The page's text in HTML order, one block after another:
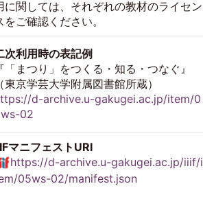
に関しては、それぞれの教材のライセン
をご確認ください。
次利用時の表記例
「まつり」をつくる・知る・つなぐ』
東京学芸大学附属図書館所蔵）
d-archive.u-gakugei.ac.jp/item/0
02
マニフェストURI
https://d-archive.u-gakugei.ac.jp/iiif/i
05ws-02/manifest.json